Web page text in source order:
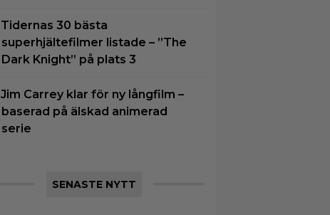
Tidernas 30 bästa
superhjältefilmer listade – ”The
Dark Knight” på plats 3
Jim Carrey klar för ny långfilm –
baserad på älskad animerad
serie
SENASTE NYTT